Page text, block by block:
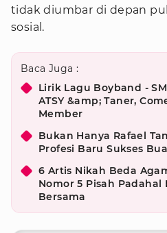
tidak diumbar di depan
sosial.
Baca Juga :
Lirik Lagu Boyband -
ATSY &amp; Taner,
Member
Bukan Hanya Rafael
Profesi Baru Sukses
6 Artis Nikah Beda
Nomor 5 Pisah
Bersama